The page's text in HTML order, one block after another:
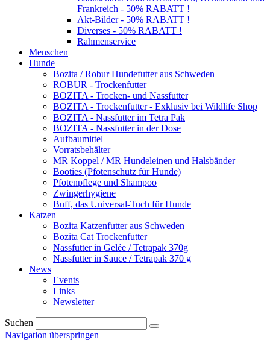
Frankreich - 50% RABATT !
Akt-Bilder - 50% RABATT !
Diverses - 50% RABATT !
Rahmenservice
Menschen
Hunde
Bozita / Robur Hundefutter aus Schweden
ROBUR - Trockenfutter
BOZITA - Trocken- und Nassfutter
BOZITA - Trockenfutter - Exklusiv bei Wildlife Shop
BOZITA - Nassfutter im Tetra Pak
BOZITA - Nassfutter in der Dose
Aufbaumittel
Vorratsbehälter
MR Koppel / MR Hundeleinen und Halsbänder
Booties (Pfotenschutz für Hunde)
Pfotenpflege und Shampoo
Zwingerhygiene
Buff, das Universal-Tuch für Hunde
Katzen
Bozita Katzenfutter aus Schweden
Bozita Cat Trockenfutter
Nassfutter in Gelée / Tetrapak 370g
Nassfutter in Sauce / Tetrapak 370 g
News
Events
Links
Newsletter
Suchen
Navigation überspringen